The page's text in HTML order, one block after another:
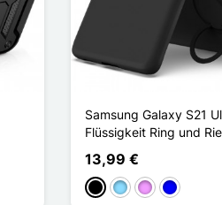
Samsung Galaxy S21
Flüssigkeit Ring und
13,99 €
Schwarz
HellblauHellviolett
Blau